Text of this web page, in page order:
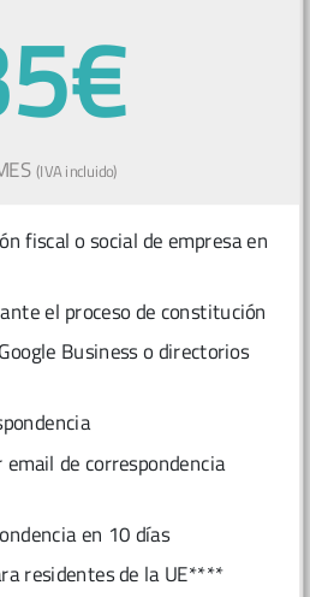
(IVA incluido)
fiscal o social de empresa en
el proceso de constitución
Business o directorios
email de correspondencia
en 10 días
residentes de la UE****